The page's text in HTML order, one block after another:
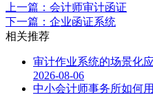
上一篇：会计师审计函证
下一篇：企业函证系统
相关推荐
审计作业系统的场景化
2026-08-06
中小会计师事务所如何